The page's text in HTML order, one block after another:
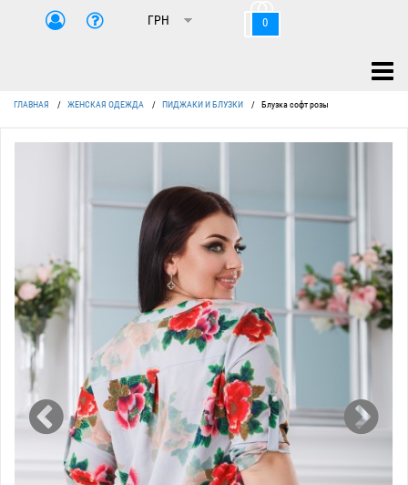
0
ГЛАВНАЯ / ЖЕНСКАЯ ОДЕЖДА / ПИДЖАКИ И БЛУЗКИ / Блузка софт розы